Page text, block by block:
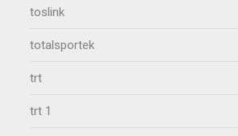
toslink
totalsportek
trt
trt 1